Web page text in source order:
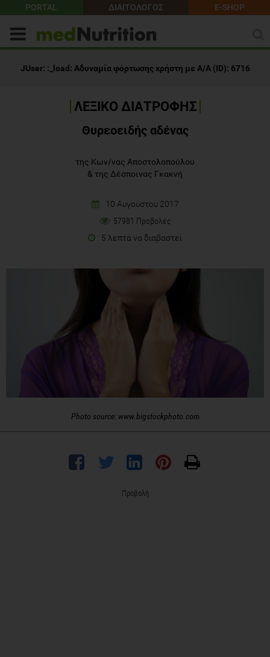
PORTAL ΔΙΑΙΤΟΛΟΓΟΣ E-SHOP
ΛΕΞΙΚΟ ΔΙΑΤΡΟΦΗΣ
της Κων/νας Αποστολοπούλου
&της Δέσποινας Γκακνή
10 Αυγούστου 2017
5 λεπτά να διαβαστεί
Photo source: www.bigstockphoto.com
Προβολή